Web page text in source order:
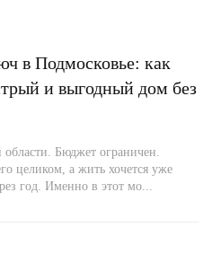
в Подмосковье: как
и выгодный дом без
Бюджет ограничен.
целиком, а жить хочется уже
год. Именно в этот мо...